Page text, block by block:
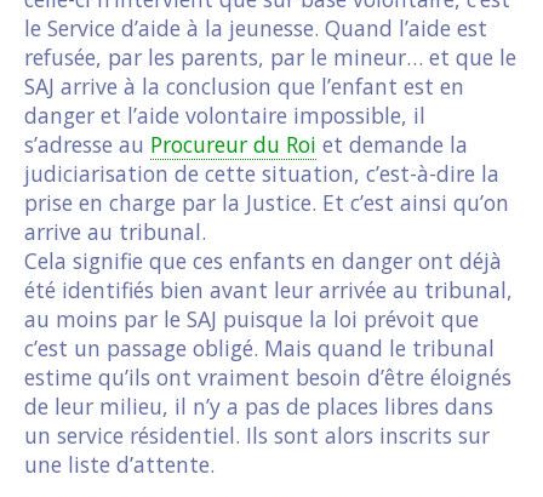
le Service d’aide à la jeunesse. Quand l’aide est
refusée, par les parents, par le mineur… et que le
SAJ arrive à la conclusion que l’enfant est en
danger et l’aide volontaire impossible, il
s’adresse au Procureur du Roi et demande la
judiciarisation de cette situation, c’est-à-dire la
prise en charge par la Justice. Et c’est ainsi qu’on
arrive au tribunal.
Cela signifie que ces enfants en danger ont déjà
été identifiés bien avant leur arrivée au tribunal,
au moins par le SAJ puisque la loi prévoit que
c’est un passage obligé. Mais quand le tribunal
estime qu’ils ont vraiment besoin d’être éloignés
de leur milieu, il n’y a pas de places libres dans
un service résidentiel. Ils sont alors inscrits sur
une liste d’attente.